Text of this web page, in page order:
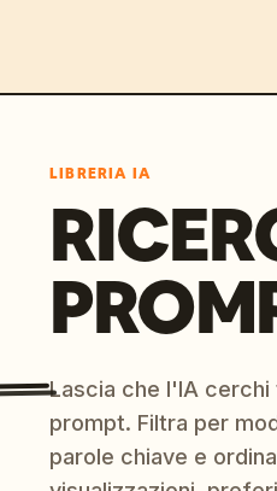
LIBRERIA IA
Lascia che l'IA cerchi
prompt. Filtra per
parole chiave e